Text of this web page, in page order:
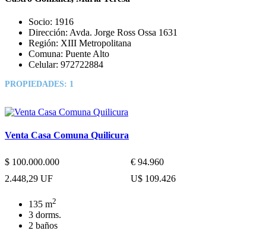
Socio: 1916
Dirección: Avda. Jorge Ross Ossa 1631
Región: XIII Metropolitana
Comuna: Puente Alto
Celular: 972722884
PROPIEDADES: 1
Venta Casa Comuna Quilicura
$ 100.000.000
€ 94.960
2.448,29 UF
U$ 109.426
135 m2
3 dorms.
2 baños